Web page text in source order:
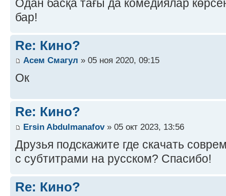
Одан басқа тағы да комедиялар
бар!
Re: Кино?
Асем Смагул » 05 ноя 2020, 09:15
Ок
Re: Кино?
Ersin Abdulmanafov» 05 окт 2023, 13:56
Друзья подскажите где скачать
с субтитрами на русском? Спасибо!
Re: Кино?